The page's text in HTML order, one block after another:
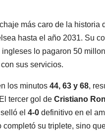
más caro de la historia
hasta el año 2031. Su
lo pagaron 50
sus servicios.
los minutos 44, 63 y 68,
tercer gol de Cristiano
el 4-0 definitivo en el
su triplete, sino